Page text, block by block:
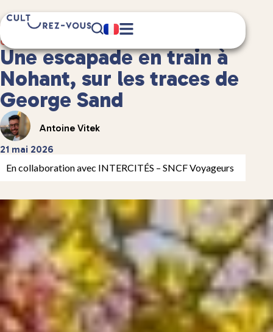
Culture
8 minute(s) de lecture
Une escapade en train à
Nohant, sur les traces de
George Sand
Antoine Vitek
21 mai 2026
En collaboration avec INTERCITÉS – SNCF Voyageurs